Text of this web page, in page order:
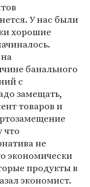
У нас были
хорошие
банального
с
замещать,
товаров и
что
не
экономически
продукты в
экономист.